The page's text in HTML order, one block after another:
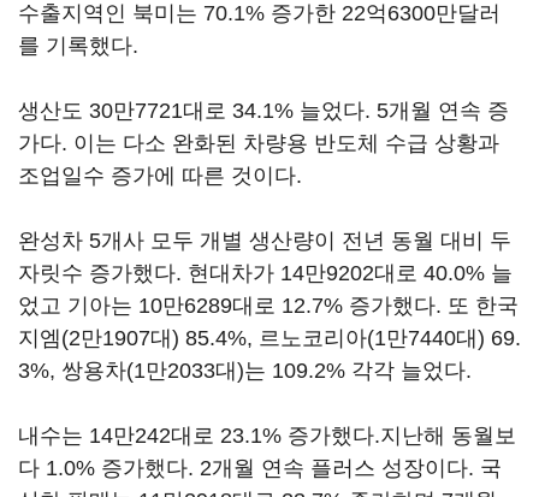
수출지역인 북미는 70.1% 증가한 22억6300만달러
를 기록했다.
생산도 30만7721대로 34.1% 늘었다. 5개월 연속 증
가다. 이는 다소 완화된 차량용 반도체 수급 상황과
조업일수 증가에 따른 것이다.
완성차 5개사 모두 개별 생산량이 전년 동월 대비 두
자릿수 증가했다. 현대차가 14만9202대로 40.0% 늘
었고 기아는 10만6289대로 12.7% 증가했다. 또 한국
지엠(2만1907대) 85.4%, 르노코리아(1만7440대) 69.
3%, 쌍용차(1만2033대)는 109.2% 각각 늘었다.
내수는 14만242대로 23.1% 증가했다.지난해 동월보
다 1.0% 증가했다. 2개월 연속 플러스 성장이다. 국